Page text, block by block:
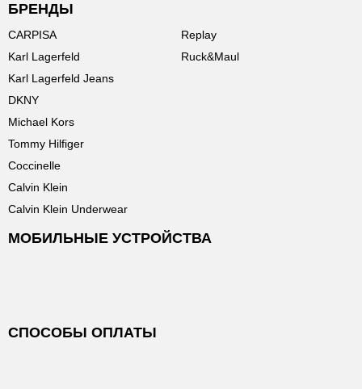
БРЕНДЫ
CARPISA
Karl Lagerfeld
Karl Lagerfeld Jeans
DKNY
Michael Kors
Tommy Hilfiger
Coccinelle
Calvin Klein
Calvin Klein Underwear
Replay
Ruck&Maul
МОБИЛЬНЫЕ УСТРОЙСТВА
СПОСОБЫ ОПЛАТЫ